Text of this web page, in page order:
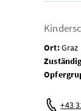
Ort:Graz
+43